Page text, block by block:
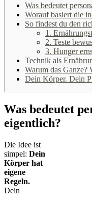
Was bedeutet
Worauf basiert die
So findest du den
1.
2. Teste
3. Hunger
Technik als
Warum das Ganze?
Dein Körper. Dein
Was bedeutet
eigentlich?
Die Idee ist
simpel: Dein
Körper hat
eigene
Regeln.
Dein